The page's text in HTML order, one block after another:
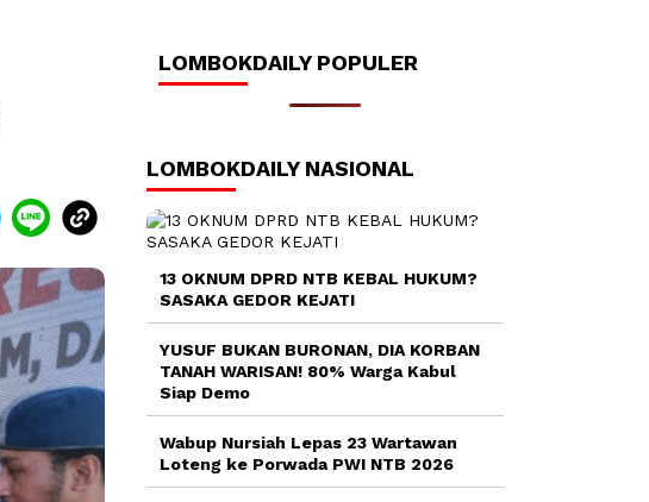
LOMBOKDAILY POPULER
LOMBOKDAILY NASIONAL
13 OKNUM DPRD NTB KEBAL HUKUM?
SASAKA GEDOR KEJATI
YUSUF BUKAN BURONAN, DIA KORBAN
TANAH WARISAN! 80% Warga Kabul
Siap Demo
Wabup Nursiah Lepas 23 Wartawan
Loteng ke Porwada PWI NTB 2026